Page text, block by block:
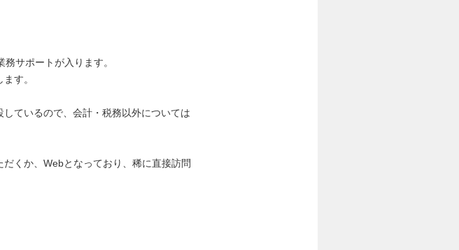
サポートが入ります。
す。
ているので、会計・税務以外については
くか、Webとなっており、稀に直接訪問